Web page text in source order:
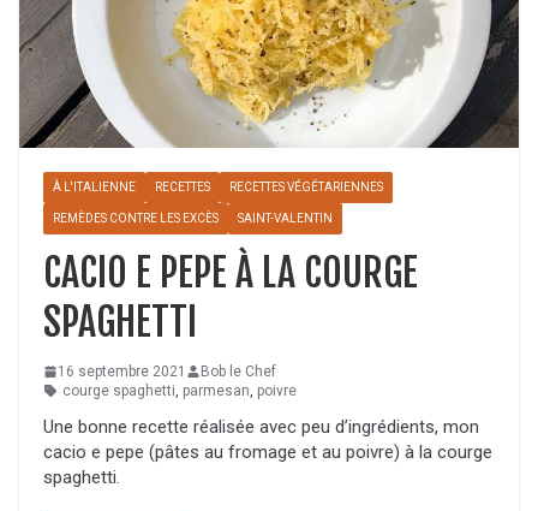
À L'ITALIENNE RECETTES RECETTES VÉGÉTARIENNES
REMÈDES CONTRE LES EXCÈS SAINT-VALENTIN
CACIO E PEPE À LA COURGE
SPAGHETTI
16 septembre 2021
Bob le Chef
courge spaghetti, parmesan, poivre
Une bonne recette réalisée avec peu d’ingrédients, mon
cacio e pepe (pâtes au fromage et au poivre) à la courge
spaghetti.